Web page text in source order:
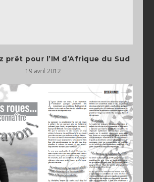
prêt pour l’IM d’Afrique du Sud
19 avril 2012